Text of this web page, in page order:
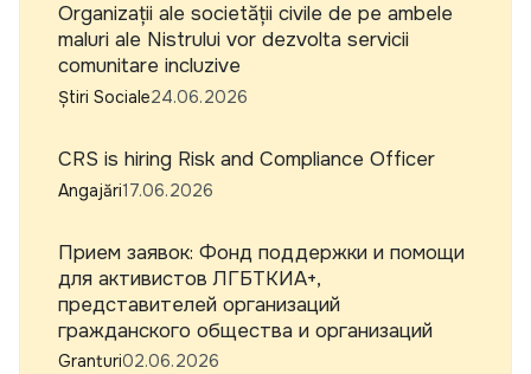
Organizații ale societății civile de pe ambele
maluri ale Nistrului vor dezvolta servicii
comunitare incluzive
Știri Sociale24.06.2026
CRS is hiring Risk and Compliance Officer
Angajări17.06.2026
Прием заявок: Фонд поддержки и помощи
для активистов ЛГБТКИА+,
представителей организаций
гражданского общества и организаций
Granturi02.06.2026